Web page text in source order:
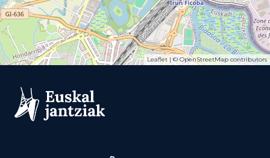
Leaflet| © OpenStreetMapcontributors